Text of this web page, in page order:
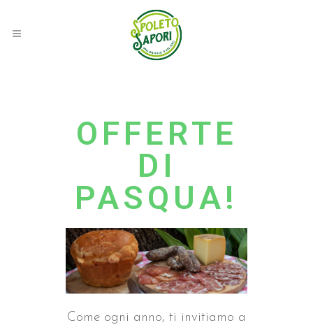
OFFERTE
DI
PASQUA!
Come ogni anno, ti invitiamo a